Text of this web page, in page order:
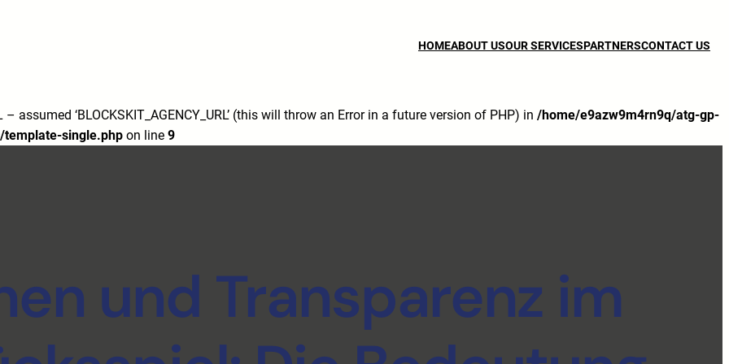
HOMEABOUT USOUR SERVICESPARTNERSCONTACT US
assumed ‘BLOCKSKIT_AGENCY_URL’ (this will throw an Error in a future version of PHP) in /home/e9azw9m4rn9q/atg-gp-
single.php on line 9
und Transparenz im